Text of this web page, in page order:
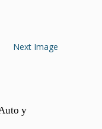
Next Image
y